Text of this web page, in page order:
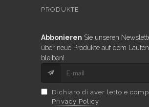
PRODUKTE
Abbonieren Sie unseren
über neue Produkte auf dem
bleiben!
Dichiaro di aver letto e
Privacy Policy